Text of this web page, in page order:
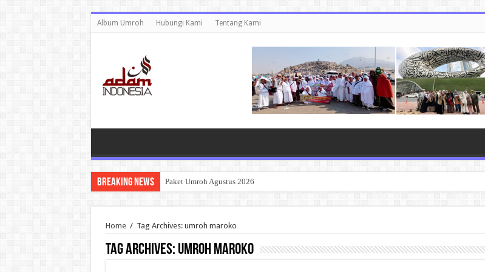
Album Umroh Hubungi Kami Tentang Kami
Breaking News Paket Umroh Agustus 2026
Home / Tag Archives: umroh maroko
Tag Archives: umroh maroko